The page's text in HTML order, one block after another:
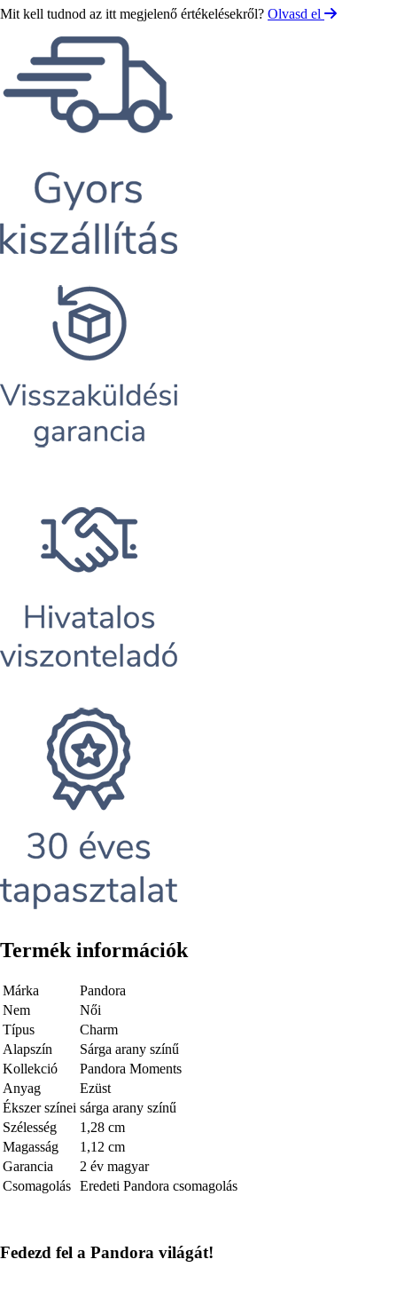
Mit kell tudnod az itt megjelenő értékelésekről? Olvasd el
Termék információk
Márka
Pandora
Nem
Női
Típus
Charm
Alapszín
Sárga arany színű
Kollekció
Pandora Moments
Anyag
Ezüst
Ékszer színei sárga arany színű
Szélesség
1,28 cm
Magasság
1,12 cm
Garancia
2 év magyar
Csomagolás Eredeti Pandora csomagolás
Fedezd fel a Pandora világát!